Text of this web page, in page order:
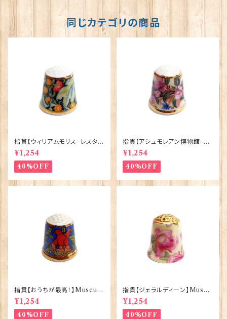
同じカテゴリの商品
指貫【ウィリアムモリス=レスタ
ー】Museum Collections 90
033-WM86
¥1,254
40%OFF
指貫【アシュモレアン博物館=花
と虫】Museum Collections
90033-VK2
¥1,254
40%OFF
指貫【おうちが最高！】Museum
Collections 90033-CV3
¥1,254
40%OFF
指貫【ジェラルディーン】Museu
m Collections 90033-GC2
¥1,254
40%OFF